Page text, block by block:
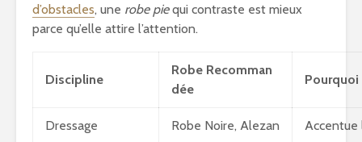
d’obstacles, une robe piequi contraste est mieux
parce qu’elle attire l’attention.
Discipline
Robe Recomman
dée
Pourquoi
Dressage Robe Noire, Alezan Accentue